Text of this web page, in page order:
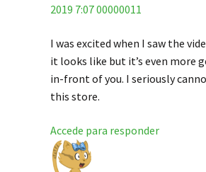
de 5
2019 7:07 00000011
I was excited when I saw the
it looks like but it’s even more
in-front of you. I seriously
this store.
Accede para responder